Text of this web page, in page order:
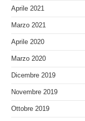
Aprile 2021
Marzo 2021
Aprile 2020
Marzo 2020
Dicembre 2019
Novembre 2019
Ottobre 2019